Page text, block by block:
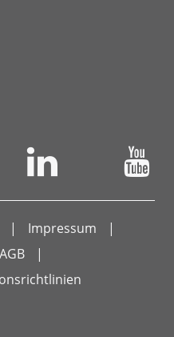
Impressum
AGB